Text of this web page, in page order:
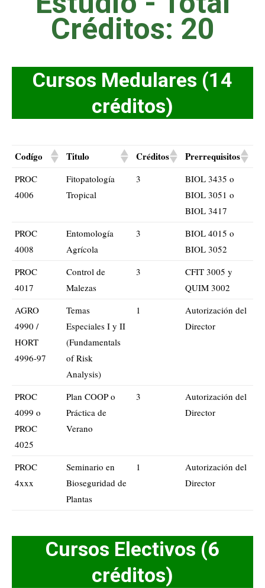
Créditos: 20
Cursos Medulares (14
créditos)
Codígo Titulo Créditos Prerrequisitos
PROC
4006
Fitopatología
Tropical
3
BIOL 3435 o
BIOL 3051 o
BIOL 3417
PROC
4008
Entomología
Agrícola
3
BIOL 4015 o
BIOL 3052
PROC
4017
Control de
Malezas
3
CFIT 3005 y
QUIM 3002
AGRO
4990 /
HORT
4996-97
Temas
Especiales I y II
(Fundamentals
of Risk
Analysis)
1
Autorización del
Director
PROC
4099 o
PROC
4025
Plan COOP o
Práctica de
Verano
3
Autorización del
Director
PROC
4xxx
Seminario en
Bioseguridad de
Plantas
1
Autorización del
Director
Cursos Electivos (6
créditos)